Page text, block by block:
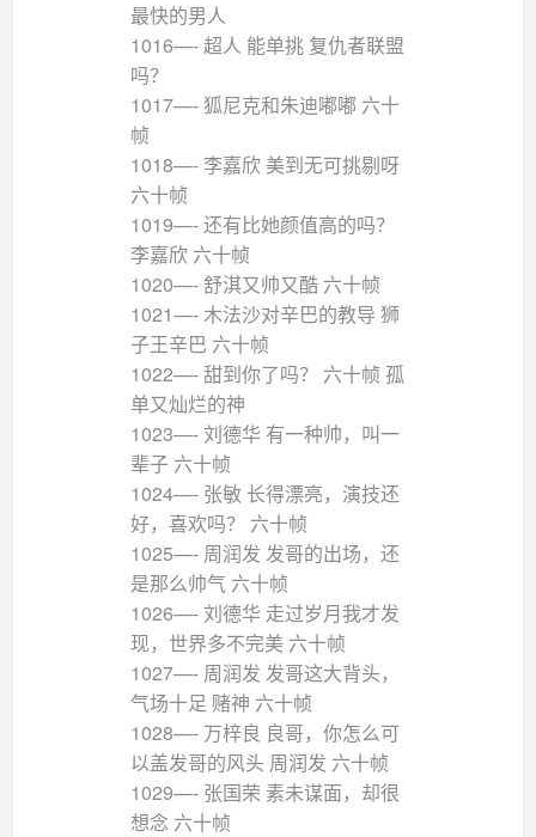
最快的男人
1016—- 超人 能单挑 复仇者联盟
吗？
1017—- 狐尼克和朱迪嘟嘟 六十
帧
1018—- 李嘉欣 美到无可挑剔呀
六十帧
1019—- 还有比她颜值高的吗？
李嘉欣 六十帧
1020—- 舒淇又帅又酷 六十帧
1021—- 木法沙对辛巴的教导 狮
子王辛巴 六十帧
1022—- 甜到你了吗？ 六十帧 孤
单又灿烂的神
1023—- 刘德华 有一种帅，叫一
辈子 六十帧
1024—- 张敏 长得漂亮，演技还
好，喜欢吗？ 六十帧
1025—- 周润发 发哥的出场，还
是那么帅气 六十帧
1026—- 刘德华 走过岁月我才发
现，世界多不完美 六十帧
1027—- 周润发 发哥这大背头，
气场十足 赌神 六十帧
1028—- 万梓良 良哥，你怎么可
以盖发哥的风头 周润发 六十帧
1029—- 张国荣 素未谋面，却很
想念 六十帧